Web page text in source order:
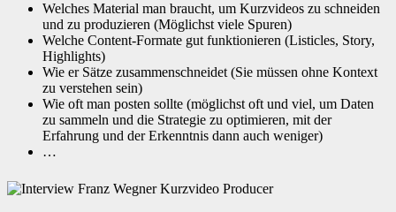
Welches Material man braucht, um Kurzvideos zu schneiden
und zu produzieren (Möglichst viele Spuren)
Welche Content-Formate gut funktionieren (Listicles, Story,
Highlights)
Wie er Sätze zusammenschneidet (Sie müssen ohne Kontext
zu verstehen sein)
Wie oft man posten sollte (möglichst oft und viel, um Daten
zu sammeln und die Strategie zu optimieren, mit der
Erfahrung und der Erkenntnis dann auch weniger)
…